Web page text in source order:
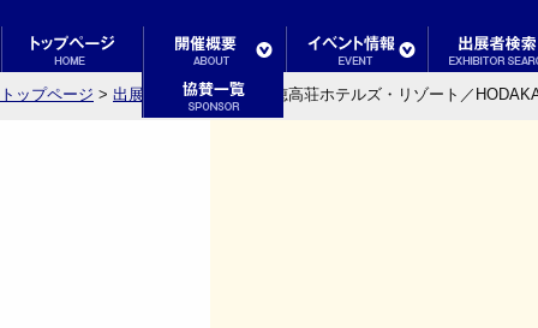
トップページ > 出展者検索結果一覧 > 穂高荘ホテルズ・リゾート／